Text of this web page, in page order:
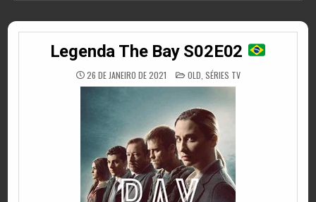
Legenda The Bay S02E02
26 DE JANEIRO DE 2021 POSTED
IN
OLD SÉRIES TV